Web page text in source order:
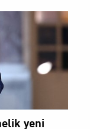
yeni